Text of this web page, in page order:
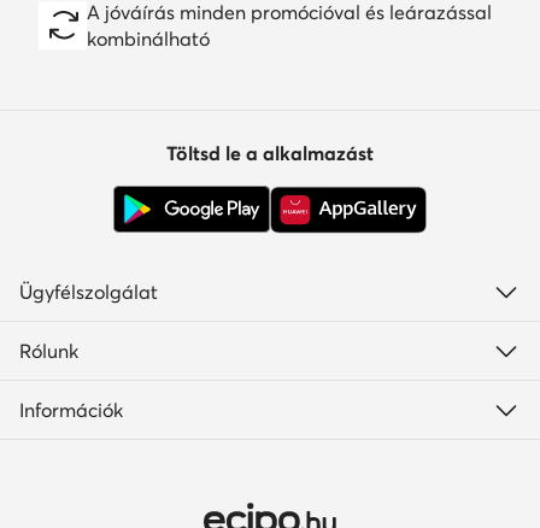
Ország módosítása: Magyarország (HU)